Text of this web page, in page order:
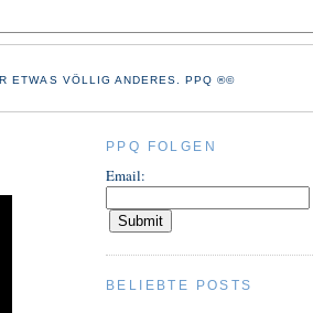
ETWAS VÖLLIG ANDERES. PPQ ®©
PPQ FOLGEN
Email:
BELIEBTE POSTS